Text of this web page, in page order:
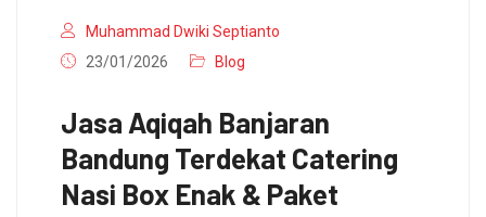
Muhammad Dwiki Septianto
23/01/2026
Blog
Jasa Aqiqah Banjaran
Bandung Terdekat Catering
Nasi Box Enak & Paket